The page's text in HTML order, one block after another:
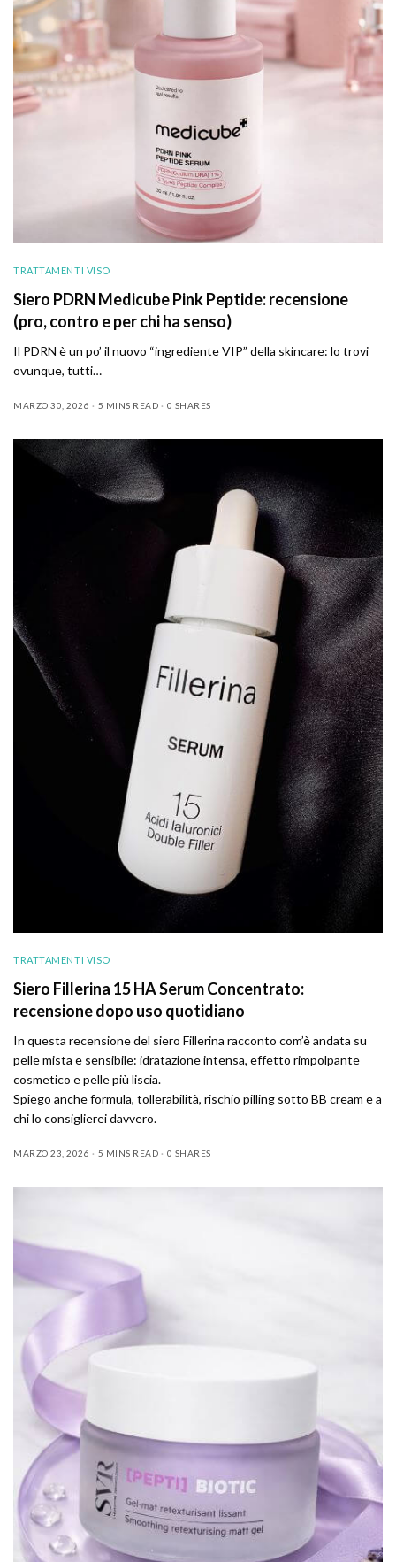
TRATTAMENTI VISO
Siero PDRN Medicube Pink Peptide: recensione
(pro, contro e per chi ha senso)
Il PDRN è un po’ il nuovo “ingrediente VIP” della skincare: lo trovi
ovunque, tutti…
MARZO 30, 2026 5 MINS READ 0 SHARES
TRATTAMENTI VISO
Siero Fillerina 15 HA Serum Concentrato:
recensione dopo uso quotidiano
In questa recensione del siero Fillerina racconto com’è andata su
pelle mista e sensibile: idratazione intensa, effetto rimpolpante
cosmetico e pelle più liscia.
Spiego anche formula, tollerabilità, rischio pilling sotto BB cream e a
chi lo consiglierei davvero.
MARZO 23, 2026 5 MINS READ 0 SHARES